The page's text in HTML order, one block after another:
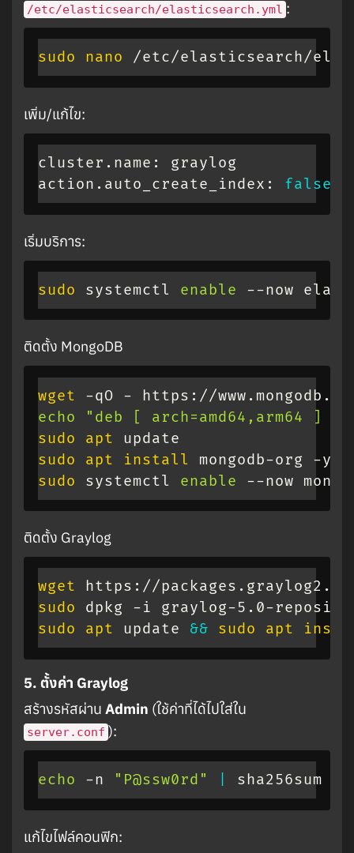
/etc/elasticsearch/elasticsearch.yml :
sudo nano /etc/elasticsearch/
เพิ่ม/แก้ไข:
cluster.name: graylog
action.auto_create_index: false
เริ่มบริการ:
sudo systemctl enable --now
ติดตั้ง MongoDB
wget -qO - https://
echo
"deb [ arch=amd64,arm64 ]
sudo
apt
sudo
apt install
sudo systemctl enable --now
ติดตั้ง Graylog
wget
sudo
sudo
apt update && sudo apt
5. ตั้งค่า Graylog
สร้างรหัสผ่าน Admin (ใช้ค่าที่ได้ไปใส่ใน
server.conf ):
echo -n "P@ssw0rd" sha256sum
แก้ไขไฟล์คอนฟิก: